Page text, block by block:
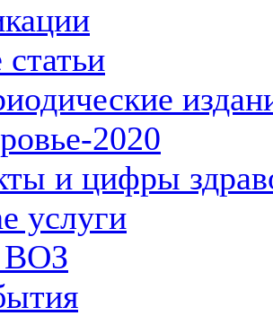
2020
и цифры
услуги